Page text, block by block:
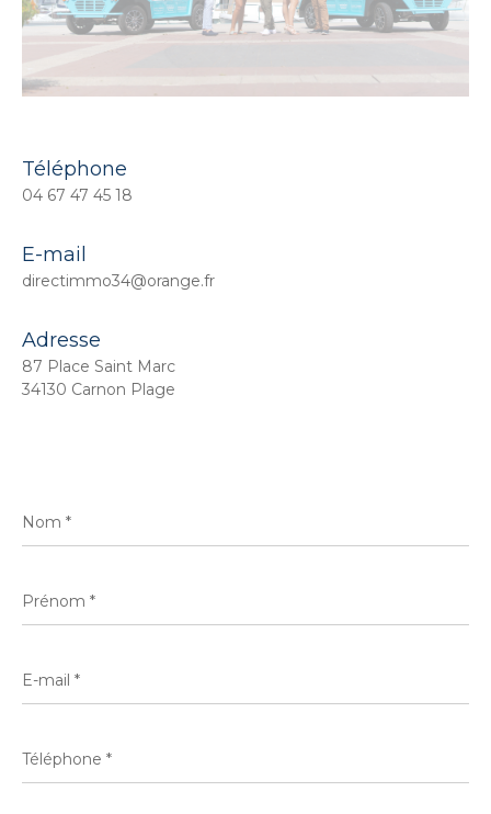
Téléphone
04 67 47 45 18
E-mail
directimmo34@orange.fr
Adresse
87 Place Saint Marc
34130 Carnon Plage
*
*
mail
*
*